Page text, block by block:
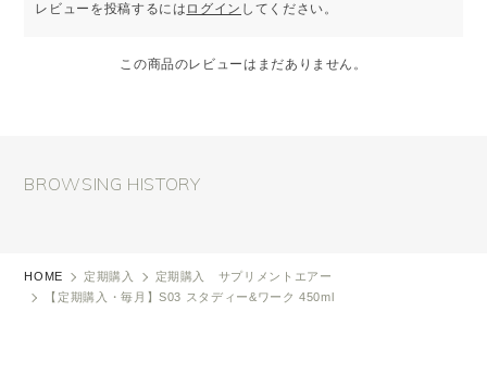
レビューを投稿するには ログイン してください。
この商品のレビューはまだありません。
BROWSING HISTORY
HOME 定期購入
定期購入 サプリメントエアー
【定期購入・毎月】S03 スタディー&ワーク 450ml